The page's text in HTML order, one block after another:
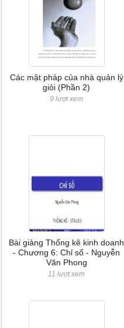
Các mật pháp của nhà quản lý
giỏi (Phần 2)
9 lượt xem
Bài giảng Thống kê kinh doanh
- Chương 6: Chỉ số - Nguyễn
Văn Phong
11 lượt xem